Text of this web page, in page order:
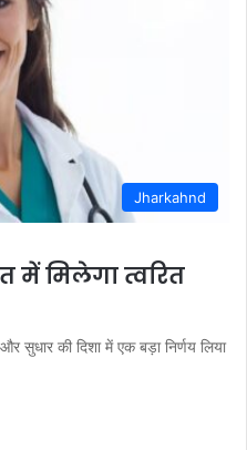
Jharkahnd
में मिलेगा त्वरित
सुधार की दिशा में एक बड़ा निर्णय लिया